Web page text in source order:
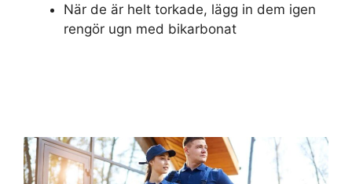
När de är helt torkade, lägg in dem igen
rengör ugn med bikarbonat